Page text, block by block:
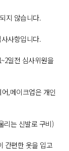
지 않습니다.
사항입니다.
일전 심사위원을
,메이크업은 개인
리는 신발로 구비)
간편한 옷을 입고